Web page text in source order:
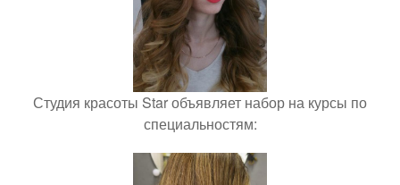
Студия красоты Star объявляет набор на курсы по
специальностям: